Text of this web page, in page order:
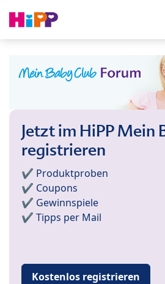
Jetzt im HiPP Mein
registrieren
✔️ Produktproben
✔️ Coupons
✔️ Gewinnspiele
✔️ Tipps per Mail
Kostenlos registrieren